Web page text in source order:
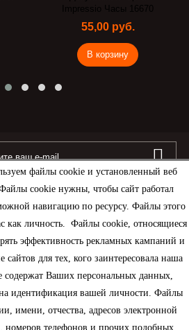
файлы cookie и установленный веб
cookie нужны, чтобы сайт работал
навигацию по ресурсу. Файлы этого
как личность. Файлы cookie, относящиеся
эффективность рекламных кампаний и
сайтов для тех, кого заинтересовала наша
содержат Ваших персональных данных,
идентификация вашей личности. Файлы
имени, отчества, адресов электронной
номеров телефонов и прочих подобных
Impressio Часы 16670
55,00 руб.
В корзину